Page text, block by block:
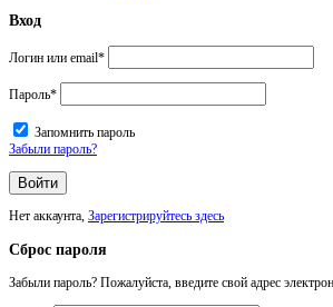
Вход
Логин или email*
Пароль*
Запомнить пароль
Забыли пароль?
Нет аккаунта, Зарегистрируйтесь здесь
Сброс пароля
Забыли пароль? Пожалуйста, введите свой адрес